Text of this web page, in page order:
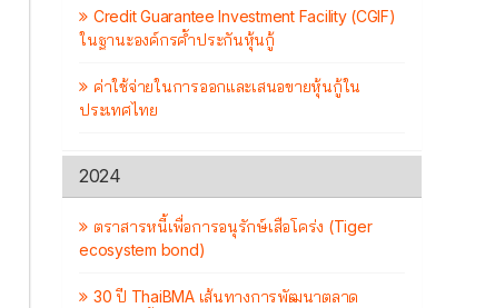
Credit Guarantee Investment Facility (CGIF)
ในฐานะองค์กรค้ำประกันหุ้นกู้
ค่าใช้จ่ายในการออกและเสนอขายหุ้นกู้ใน
ประเทศไทย
2024
ตราสารหนี้เพื่อการอนุรักษ์เสือโคร่ง (Tiger
ecosystem bond)
30 ปี ThaiBMA เส้นทางการพัฒนาตลาด